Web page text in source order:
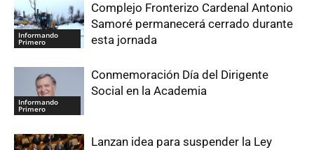
Informando
Primero
Complejo Fronterizo Cardenal Antonio
Samoré permanecerá cerrado durante
esta jornada
Informando
Primero
Conmemoración Día del Dirigente
Social en la Academia
Lanzan idea para suspender la Ley